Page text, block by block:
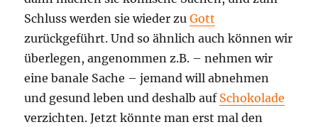
Schluss werden sie wieder zuGott
zurückgeführt. Und so ähnlich auch können wir
überlegen, angenommen z.B. – nehmen wir
eine banale Sache – jemand will abnehmen
und gesund leben und deshalb auf Schokolade
verzichten. Jetzt könnte man erst mal den